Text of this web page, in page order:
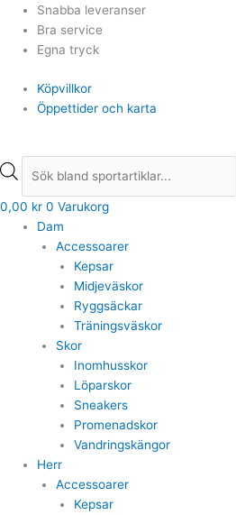
Hoppa
innehåll
Snabba leveranser
Bra service
Egna tryck
Köpvillkor
Öppettider och karta
Products
search
0,00 kr 0 Varukorg
Dam
Accessoarer
Kepsar
Midjeväskor
Ryggsäckar
Träningsväskor
Skor
Inomhusskor
Löparskor
Sneakers
Promenadskor
Vandringskängor
Herr
Accessoarer
Kepsar
Products
search